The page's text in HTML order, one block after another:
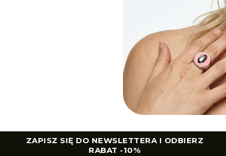
ZAPISZ SIĘ DO NEWSLETTERA I ODBIERZ
RABAT -10%